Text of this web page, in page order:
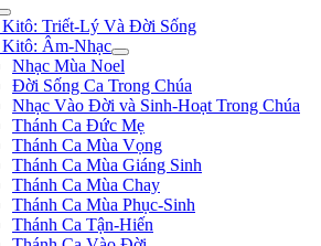
Triết-Lý Và Đời Sống
Âm-Nhạc
Nhạc Mùa Noel
Đời Sống Ca Trong Chúa
Nhạc Vào Đời và Sinh-Hoạt Trong Chúa
Thánh Ca Đức Mẹ
Thánh Ca Mùa Vọng
Thánh Ca Mùa Giáng Sinh
Thánh Ca Mùa Chay
Thánh Ca Mùa Phục-Sinh
Thánh Ca Tận-Hiến